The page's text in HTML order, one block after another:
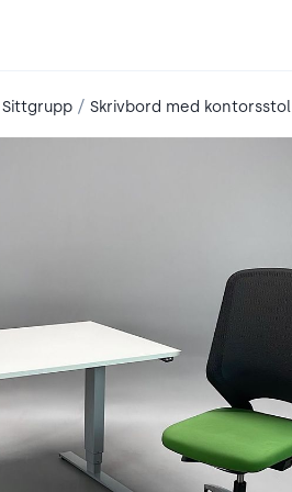
Sittgrupp / Skrivbord med kontorsstol